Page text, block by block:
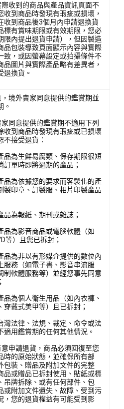
收到的商品與產品資訊頁面不
收到商品時發現有瑕疵或損壞，
收到商品後3個月內申請退換貨
標有賞味期限或有效期限，您必
限內提出退貨申請），但因製造
品包裝導致頁面顯示內容與實際
致，或因螢幕設定或拍攝條件不
品圖片與實際產品略有差異者，
退換貨。
境外賣家同意提供的鑑賞期並
。
同意提供的鑑賞期不適用下列
收到商品時發現有瑕疵或已損壞
不接受退貨：
品為生鮮易腐類、保存期限很短
訂單時即將過期的產品；
品為依據您的要求而客製化的產
製印章、訂製服、相片印製產品
品為報紙、期刊或雜誌；
品為影音商品或電腦軟體（如
等）且您已拆封；
品為非以有形媒介提供的數位內
服務（如電子書、影音串流服
制軟體服務等）並經您事先同意
品為個人衛生用品（如內衣褲、
穿戴式美甲等）且已拆封；
灣法律、法規、裁定、命令或法
適用鑑賞期的任何其他情況。
申請退貨，商品必須回復至您
時的原始狀態，並確保所有部
包裝、贈品及附加文件的完整
品或贈品已拆封使用、貼紙或標
吊牌拆除、或有任何部件、包
或附加文件遺失、故障、受到污
，您的退貨權益有可能受到影